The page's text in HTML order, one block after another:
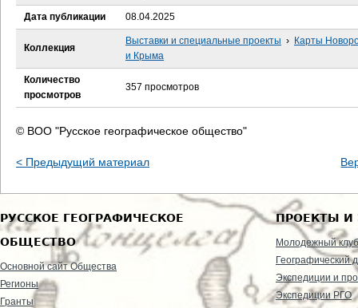
Дата публикации 08.04.2025
Коллекция
Выставки и специальные проекты › Карты
и Крыма
Количество
просмотров
357 просмотров
© ВОО "Русское географическое общество"
< Предыдущий материал
РУССКОЕ ГЕОГРАФИЧЕСКОЕ
ОБЩЕСТВО
Основной сайт Общества
Регионы
Гранты
ПРОЕКТЫ И
Молодежный клуб
Географический
Экспедиции и
Экспедиции РГО